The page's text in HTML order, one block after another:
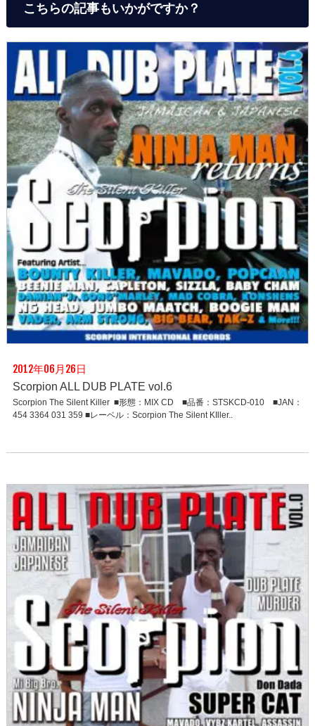
こちらの記事もいかがですか？
2012年06月26日
Scorpion ALL DUB PLATE vol.6
Scorpion The Silent Killer ■形態：MIX CD ■品番：STSKCD-010 ■JAN：
454 3364 031 359 ■レーベル：Scorpion The Silent KIller..